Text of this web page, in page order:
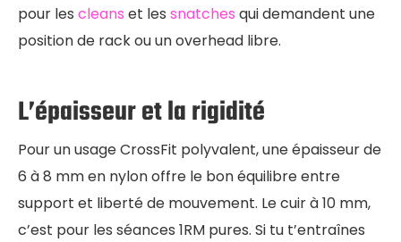
pour les cleans et les snatches qui demandent une
position de rack ou un overhead libre.
L’épaisseur et la rigidité
Pour un usage CrossFit polyvalent, une épaisseur de
6 à 8 mm en nylon offre le bon équilibre entre
support et liberté de mouvement. Le cuir à 10 mm,
c’est pour les séances 1RM pures. Si tu t’entraînes